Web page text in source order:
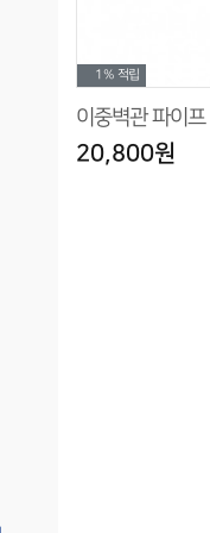
1% 적립
이중벽관 파이
20,800원